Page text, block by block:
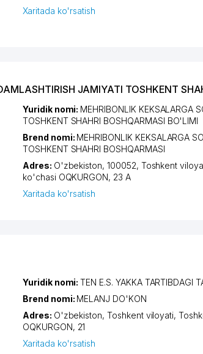
Xaritada ko'rsatish
JAMIYATI TOSHKENT
Yuridik nomi: MEHRIBONLIK KEKSALARGA
TOSHKENT SHAHRI BOSHQARMASI BO'LIMI
Brend nomi: MEHRIBONLIK KEKSALARGA
TOSHKENT SHAHRI BOSHQARMASI
Adres: O'zbekiston, 100052, Toshkent
ko'chasi OQKURGON, 23 А
Xaritada ko'rsatish
Yuridik nomi:TEN E.S. YAKKA TARTIBDAGI
Brend nomi: MELANJ DO'KON
Adres: O'zbekiston,Toshkent viloyati,
OQKURGON, 21
Xaritada ko'rsatish